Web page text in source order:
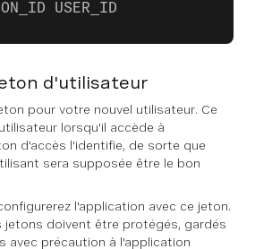
USER_ID
d'utilisateur
pour votre nouvel utilisateur. Ce
lorsqu'il accède à
d'accès l'identifie, de sorte que
sera supposée être le bon
l'application avec ce jeton.
jetons doivent être protégés, gardés
avec précaution à l'application